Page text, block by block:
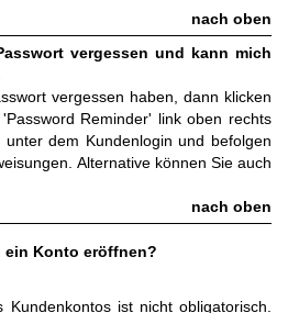
nach oben
vergessen und kann mich
vergessen haben, dann klicken
Reminder' link oben rechts
dem Kundenlogin und befolgen
Alternative können Sie auch
nach oben
ein Konto eröffnen?
Kundenkontos ist nicht obligatorisch.